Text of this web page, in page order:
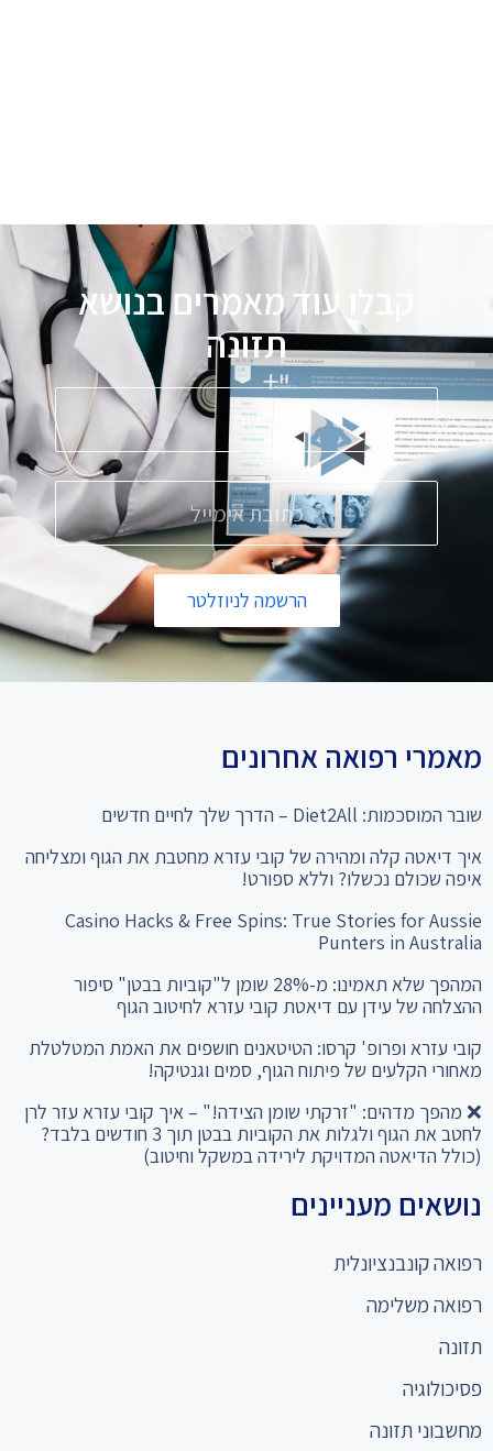
קבלו עוד מאמרים בנושא
הרשמה לניוזלטר
שובר המוסכמות: Diet2All – הדרך שלך לחיים חדשים
איך דיאטה קלה ומהירה של קובי עזרא מחטבת את הגוף ומצליחה
Casino Hacks & Free Spins: True Stories for Aussie
קובי עזרא ופרופ' קרסו: הטיטאנים חושפים את האמת המטלטלת
❌ מהפך מדהים: "זרקתי שומן הצידה!" – איך קובי עזרא עזר לרן
(כולל הדיאטה המדויקת לירידה במשקל וחיטוב)
נושאים מעניינים
רפואה קונבנציונלית
רפואה משלימה
תזונה
פסיכולוגיה
מחשבוני תזונה
כניסה למומחים